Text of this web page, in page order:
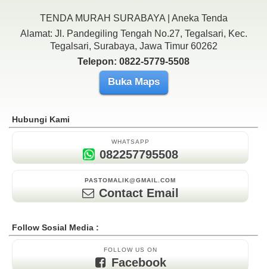
TENDA MURAH SURABAYA | Aneka Tenda
Alamat: Jl. Pandegiling Tengah No.27, Tegalsari, Kec.
Tegalsari, Surabaya, Jawa Timur 60262
Telepon: 0822-5779-5508
Buka Maps
Hubungi Kami
WHATSAPP
082257795508
PASTOMALIK@GMAIL.COM
Contact Email
Follow Sosial Media :
FOLLOW US ON
Facebook